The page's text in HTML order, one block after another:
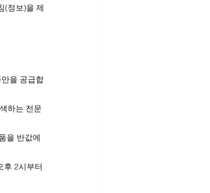
(정보)을 제
을 공급합
하는 전문
을 반값에
후 2시부터